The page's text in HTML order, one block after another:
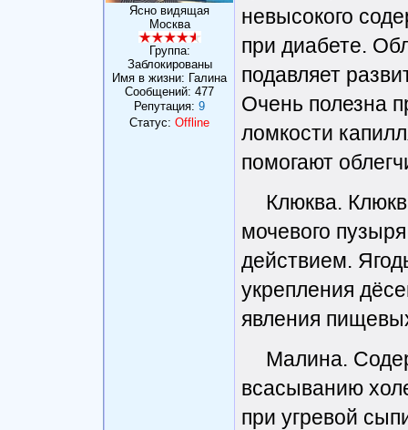
Ясно видящая
Москва
Группа:
Заблокированы
Имя в жизни: Галина
Сообщений: 477
Репутация: 9
Статус: Offline
невысокого
при диабете.
подавляет
Очень полезна
ломкости
помогают
Клюква.
мочевого
действием.
укрепления
явления
Малина.
всасыванию
при угревой